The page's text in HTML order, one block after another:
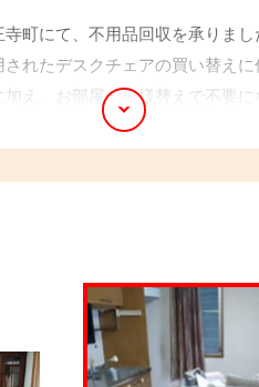
町にて、不用品回収を承りまし
れたデスクチェアの買い替え
加え、お部屋の模様替えで不要
りいたしました。スタッフ1名で
客様も喜ばれていました。